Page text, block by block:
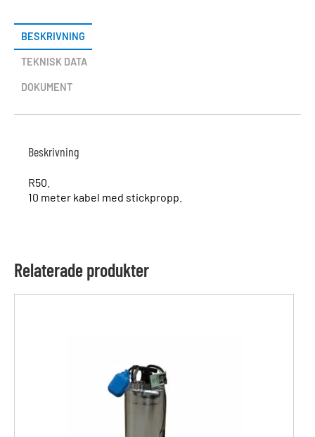
BESKRIVNING
TEKNISK DATA
DOKUMENT
Beskrivning
R50.
10 meter kabel med stickpropp.
Relaterade produkter